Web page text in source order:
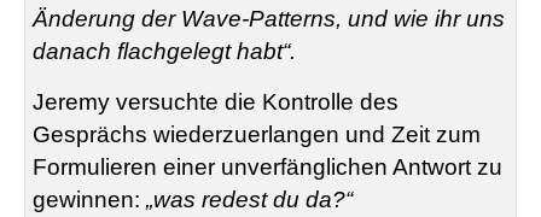
Änderung der Wave-Patterns, und wie ihr uns
danach flachgelegt habt“.
Jeremy versuchte die Kontrolle des
Gesprächs wiederzuerlangen und Zeit zum
Formulieren einer unverfänglichen Antwort zu
gewinnen: „was redest du da?“